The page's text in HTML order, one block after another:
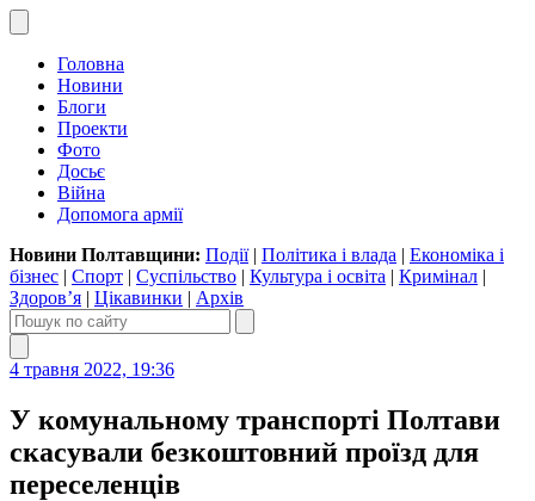
Головна
Новини
Блоги
Проекти
Фото
Досьє
Війна
Допомога армії
Новини Полтавщини: Події| Політика і влада | Економіка і
бізнес | Спорт | Суспільство | Культура і освіта | Кримінал |
Здоров’я | Цікавинки | Архів
4 травня 2022, 19:36
У комунальному транспорті Полтави
скасували безкоштовний проїзд для
переселенців